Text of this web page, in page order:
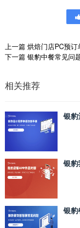
上一篇 烘焙门店PC预订
下一篇 银豹中餐常见问
相关推荐
银
银
银